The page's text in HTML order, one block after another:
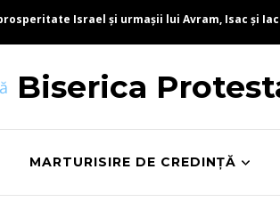
Israel și urmașii lui Avram, Isac și
Biserica
MARTURISIRE DE CREDINȚĂ